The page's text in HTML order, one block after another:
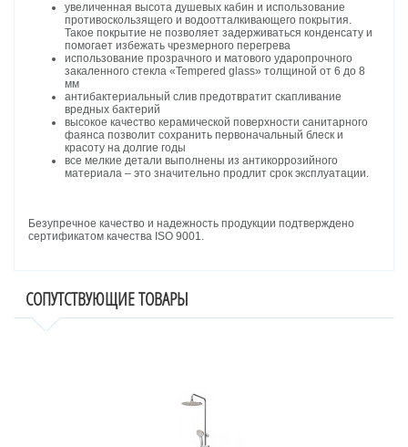
увеличенная высота душевых кабин и использование
противоскользящего и водоотталкивающего покрытия.
Такое покрытие не позволяет задерживаться конденсату и
помогает избежать чрезмерного перегрева
использование прозрачного и матового ударопрочного
закаленного стекла «Tempered glass» толщиной от 6 до 8
мм
антибактериальный слив предотвратит скапливание
вредных бактерий
высокое качество керамической поверхности санитарного
фаянса позволит сохранить первоначальный блеск и
красоту на долгие годы
все мелкие детали выполнены из антикоррозийного
материала – это значительно продлит срок эксплуатации.
Безупречное качество и надежность продукции подтверждено
сертификатом качества ISO 9001.
СОПУТСТВУЮЩИЕ ТОВАРЫ